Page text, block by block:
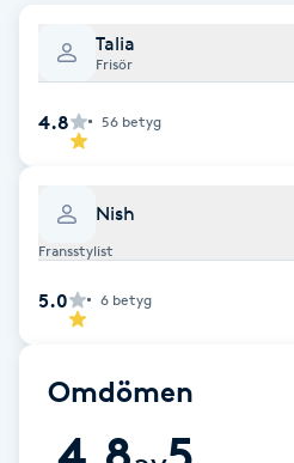
Fransar
Fransborttagning
Fransfärgning
Fransförlängning Megavolym
Talia
Frisör
4.8 56 betyg
Nish
Fransstylist
5.0 6 betyg
Omdömen